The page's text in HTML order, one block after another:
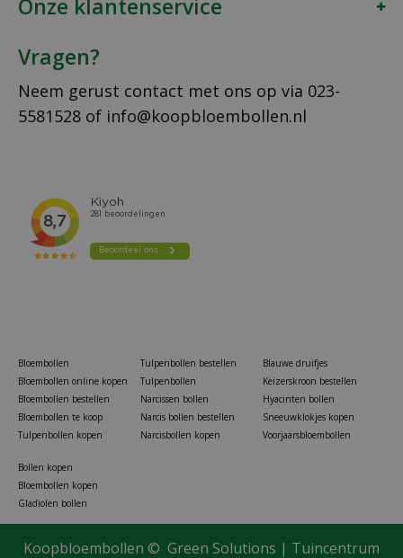
Onze klantenservice
Vragen?
Neem gerust contact met ons op via 023-
5581528 of info@koopbloembollen.nl
Bloembollen
Bloembollen online kopen
Bloembollen bestellen
Bloembollen te koop
Tulpenbollen kopen
Tulpenbollen bestellen
Tulpenbollen
Narcissen bollen
Narcis bollen bestellen
Narcisbollen kopen
Blauwe druifjes
Keizerskroon bestellen
Hyacinten bollen
Sneeuwklokjes kopen
Voorjaarsbloembollen
Bollen kopen
Bloembollen kopen
Gladiolen bollen
Koopbloembollen © Green Solutions | Tuincentrum